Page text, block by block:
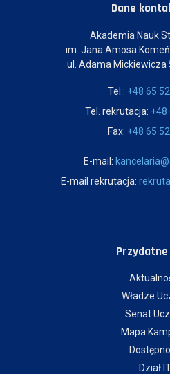
Dane
Akademia Nauk
im. Jana Amosa
ul. Adama Mickiewicza
Tel.: +48 65
Tel. rekrutacja: +48
Fax: +48 65
E-mail:
E-mail rekrutacja:
Władze
Senat
Mapa
Dział